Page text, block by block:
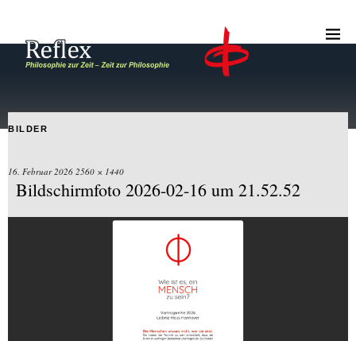
BILDER
16. Februar 2026 2560 × 1440
Bildschirmfoto 2026-02-16 um 21.52.52